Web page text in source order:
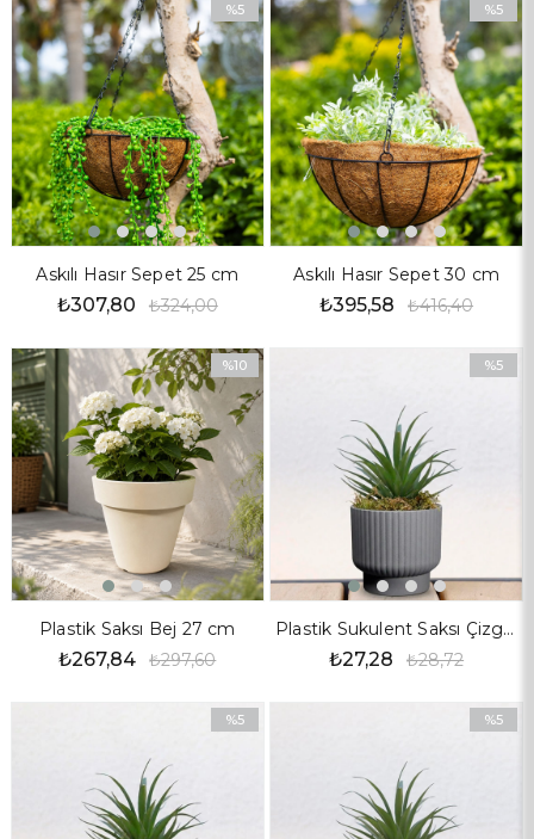
Askılı Hasır Sepet 25 cm
₺307,80 ₺324,00
%5
İndirim
%5İndirim
Askılı Hasır Sepet 30 cm
₺395,58 ₺416,40
%5
İndirim
%5İndirim
Plastik Saksı Bej 27 cm
₺267,84 ₺297,60
%10
İndirim
%10İndirim
Plastik Sukulent Saksı Çizgili Desen Gri 10 cm
₺27,28 ₺28,72
%5
%5
%5